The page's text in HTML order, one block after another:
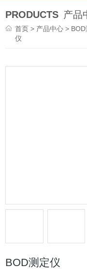
PRODUCTS 产品
首页 > 产品中心 >
仪
BOD测定仪